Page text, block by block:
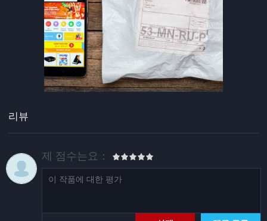
리뷰
제 점수는요：